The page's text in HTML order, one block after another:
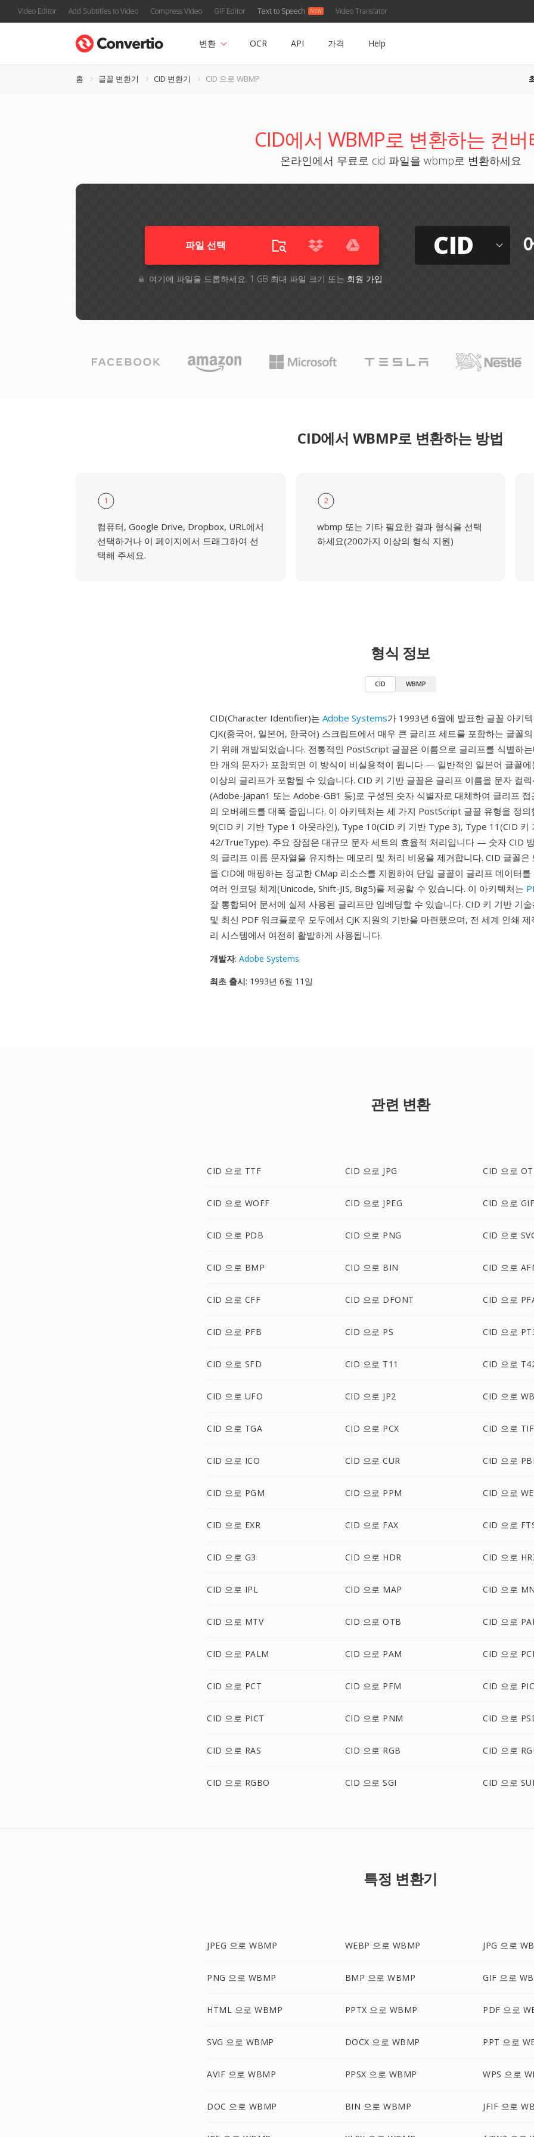
Video Editor Add Subtitles to Video Compress Video GIF Editor Text to Speech Video Translator
변환 OCR API 가격 Help
홈 글꼴 변환기 CID 변환기 CID 으로 WBMP
CID에서 WBMP로 변환하는 컨버
온라인에서 무료로 cid 파일을 wbmp로 변환하세요
파일 선택
여기에 파일을 드롭하세요. 1 GB 최대 파일 크기 또는 회원 가입
CID
CID에서 WBMP로 변환하는 방법
1
컴퓨터, Google Drive, Dropbox, URL에서
선택하거나 이 페이지에서 드래그하여 선
택해 주세요.
2
wbmp 또는 기타 필요한 결과 형식을 선택
하세요(200가지 이상의 형식 지원)
형식 정보
CID WBMP
CID(Character Identifier)는 Adobe Systems가 1993년 6월에 발표한 글꼴 아키
CJK(중국어, 일본어, 한국어) 스크립트에서 매우 큰 글리프 세트를 포함하는 글꼴
기 위해 개발되었습니다. 전통적인 PostScript 글꼴은 이름으로 글리프를 식별하
만 개의 문자가 포함되면 이 방식이 비실용적이 됩니다 — 일반적인 일본어 글꼴
이상의 글리프가 포함될 수 있습니다. CID 키 기반 글꼴은 글리프 이름을 문자 컬
(Adobe-Japan1 또는 Adobe-GB1 등)로 구성된 숫자 식별자로 대체하여 글리프 접
의 오버헤드를 대폭 줄입니다. 이 아키텍처는 세 가지 PostScript 글꼴 유형을 정
9(CID 키 기반 Type 1 아웃라인), Type 10(CID 키 기반 Type 3), Type 11(CID 키
42/TrueType). 주요 장점은 대규모 문자 세트의 효율적 처리입니다 — 숫자 CID
의 글리프 이름 문자열을 유지하는 메모리 및 처리 비용을 제거합니다. CID 글꼴은
을 CID에 매핑하는 정교한 CMap 리소스를 지원하여 단일 글꼴이 글리프 데이터를
여러 인코딩 체계(Unicode, Shift-JIS, Big5)를 제공할 수 있습니다. 이 아키텍처는
잘 통합되어 문서에 실제 사용된 글리프만 임베딩할 수 있습니다. CID 키 기반 기
및 최신 PDF 워크플로우 모두에서 CJK 지원의 기반을 마련했으며, 전 세계 인쇄 제
리 시스템에서 여전히 활발하게 사용됩니다.
개발자: Adobe Systems
최초 출시: 1993년 6월 11일
관련 변환
CID 으로 TTF CID 으로 JPG CID 으로
CID 으로 WOFF CID 으로 JPEG CID 으로 GIF
CID 으로 PDB CID 으로 PNG CID 으로
CID 으로 BMP CID 으로 BIN CID 으로
CID 으로 CFF CID 으로 DFONT CID 으로
CID 으로 PFB CID 으로 PS CID 으로
CID 으로 SFD CID 으로 T11 CID 으로
CID 으로 UFO CID 으로 JP2 CID 으로
CID 으로 TGA CID 으로 PCX CID 으로
CID 으로 ICO CID 으로 CUR CID 으로
CID 으로 PGM CID 으로 PPM CID 으로
CID 으로 EXR CID 으로 FAX CID 으로
CID 으로 G3 CID 으로 HDR CID 으로
CID 으로 IPL CID 으로 MAP CID 으로
CID 으로 MTV CID 으로 OTB CID 으로
CID 으로 PALM CID 으로 PAM CID 으로
CID 으로 PCT CID 으로 PFM CID 으로
CID 으로 PICT CID 으로 PNM CID 으로
CID 으로 RAS CID 으로 RGB CID 으로
CID 으로 RGBO CID 으로 SGI CID 으로
특정 변환기
JPEG 으로 WBMP WEBP 으로 WBMP JPG 으로
PNG 으로 WBMP BMP 으로 WBMP GIF 으로
HTML 으로 WBMP PPTX 으로 WBMP PDF 으로
SVG 으로 WBMP DOCX 으로 WBMP PPT 으로
AVIF 으로 WBMP PPSX 으로 WBMP WPS 으로
DOC 으로 WBMP BIN 으로 WBMP JFIF 으로